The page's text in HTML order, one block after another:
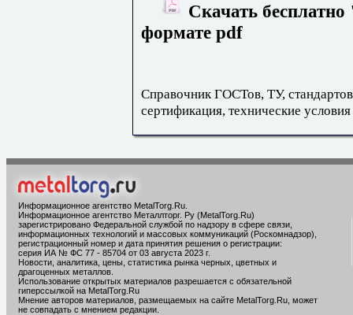
Скачать
формате pdf
Справочник ГОСТов, ТУ,
сертификация, технические условия
Информационное агентство MetalTorg.Ru
Информационное агентство Металлторг. Ру (MetalTorg.Ru)
зарегистрировано Федеральной службой по надзору в сфере связи,
информационных технологий и массовых коммуникаций (Роскомнадзор),
регистрационный номер и дата принятия решения о регистрации:
серия ИА № ФС 77 - 85704 от 03 августа 2023 г.
Новости, аналитика, цены, статистика рынка черных, цветных и
драгоценных металлов.
Использование открытых материалов разрешается с обязательной
гиперссылкой на MetalTorg.Ru
Мнение авторов материалов, размещаемых на сайте MetalTorg.Ru, может
не совпадать с мнением редакции.